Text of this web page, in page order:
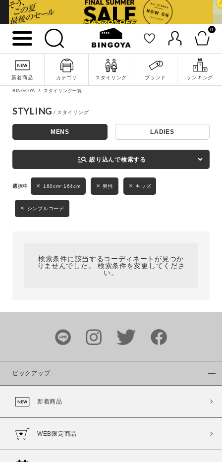
0
新着商品 カテゴリ スタイリング ブランド ランキング
詳細検索
キーワード
性別
MENS LADIES
ブランド
カラー
BINGOYA スタイリング一覧
STYLING
MENS LADIES
manage_search 絞り込んで検索する
160cm~164cm 男性 キッズ
シンプルコーデ
検索条件に該当するコーディネートが見つか
りませんでした。 検索条件を変更してくださ
い。
ピックアップ
新着商品
WEB限定商品